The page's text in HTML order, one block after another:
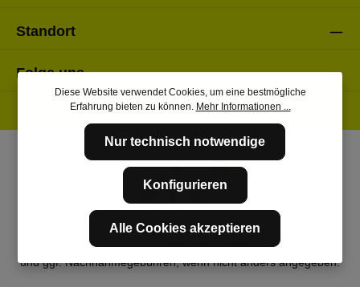
Standort
Folge uns
* Alle Preise inkl. gesetzl. Mehrwertsteuer zzgl.Versandkosten
und ggf. Nachnahmegebühren, wenn nicht anders angegeben.
Diese Website verwendet Cookies, um eine bestmögliche
Erfahrung bieten zu können. Mehr Informationen ...
Nur technisch notwendige
Konfigurieren
Alle Cookies akzeptieren